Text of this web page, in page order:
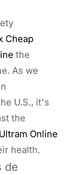
Cheap
the
As we
U.S., it's
the
Online
health.
de